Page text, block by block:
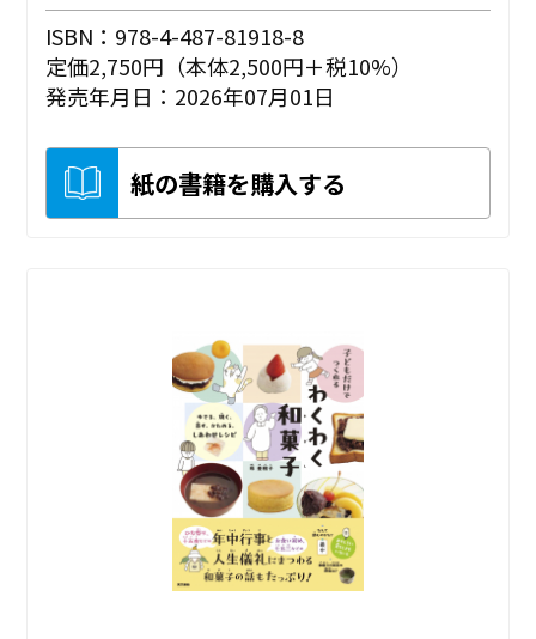
ISBN：978-4-487-81918-8
定価2,750円（本体2,500円＋税10%）
発売年月日：2026年07月01日
紙の書籍を購入する